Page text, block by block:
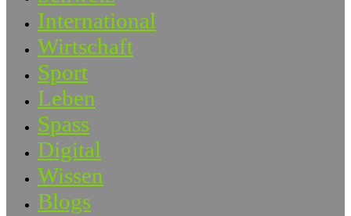
International
Wirtschaft
Sport
Leben
Spass
Digital
Wissen
Blogs